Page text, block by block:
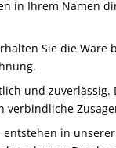
in Ihrem Namen
Sie die Ware
und zuverlässig.
verbindliche
entstehen in